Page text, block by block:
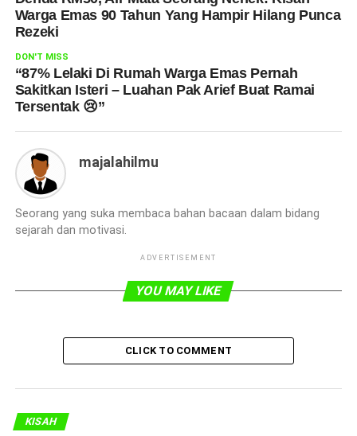
Warga Emas 90 Tahun Yang Hampir Hilang Punca
Rezeki
DON'T MISS
“87% Lelaki Di Rumah Warga Emas Pernah
Sakitkan Isteri – Luahan Pak Arief Buat Ramai
Tersentak 😢”
majalahilmu
Seorang yang suka membaca bahan bacaan dalam bidang
sejarah dan motivasi.
ADVERTISEMENT
YOU MAY LIKE
CLICK TO COMMENT
KISAH